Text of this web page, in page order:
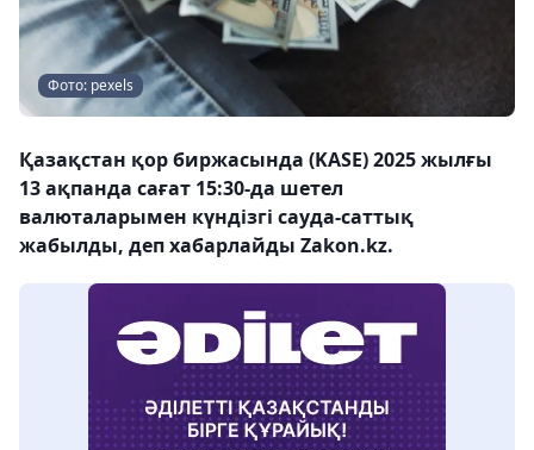
Фото: pexels
Қазақстан қор биржасында (KASE) 2025 жылғы
13 ақпанда сағат 15:30-да шетел
валюталарымен күндізгі сауда-саттық
жабылды, деп хабарлайды Zakon.kz.